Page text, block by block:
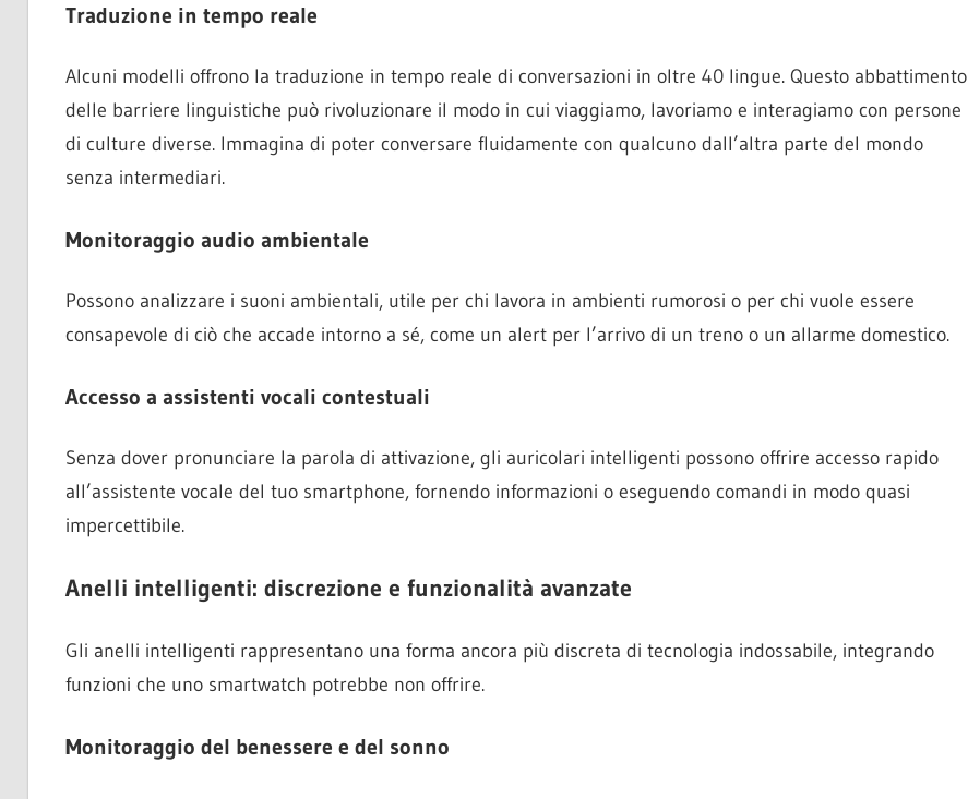
Traduzione in tempo reale
Alcuni modelli offrono la traduzione in tempo reale di conversazioni in oltre 40 lingue. Questo abbattimento
delle barriere linguistiche può rivoluzionare il modo in cui viaggiamo, lavoriamo e interagiamo con persone
di culture diverse. Immagina di poter conversare fluidamente con qualcuno dall’altra parte del mondo
senza intermediari.
Monitoraggio audio ambientale
Possono analizzare i suoni ambientali, utile per chi lavora in ambienti rumorosi o per chi vuole essere
consapevole di ciò che accade intorno a sé, come un alert per l’arrivo di un treno o un allarme domestico.
Accesso a assistenti vocali contestuali
Senza dover pronunciare la parola di attivazione, gli auricolari intelligenti possono offrire accesso rapido
all’assistente vocale del tuo smartphone, fornendo informazioni o eseguendo comandi in modo quasi
impercettibile.
Anelli intelligenti: discrezione e funzionalità avanzate
Gli anelli intelligenti rappresentano una forma ancora più discreta di tecnologia indossabile, integrando
funzioni che uno smartwatch potrebbe non offrire.
Monitoraggio del benessere e del sonno